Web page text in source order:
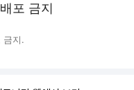
포 금지
금지.